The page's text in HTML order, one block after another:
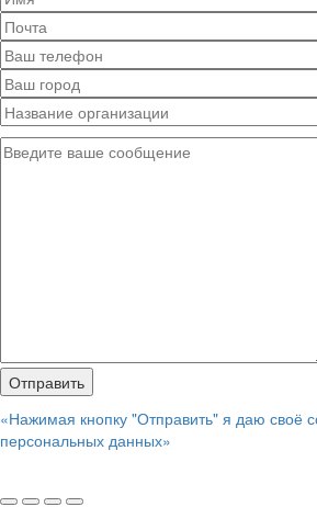
«Нажимая кнопку "Отправить" я даю своё
персональных данных»